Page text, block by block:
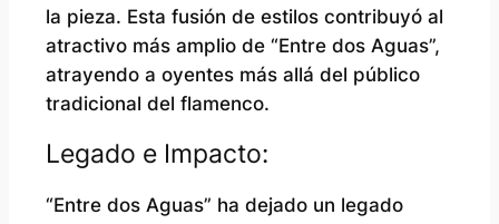
la pieza. Esta fusión de estilos contribuyó al
atractivo más amplio de “Entre dos Aguas”,
atrayendo a oyentes más allá del público
tradicional del flamenco.
Legado e Impacto:
“Entre dos Aguas” ha dejado un legado